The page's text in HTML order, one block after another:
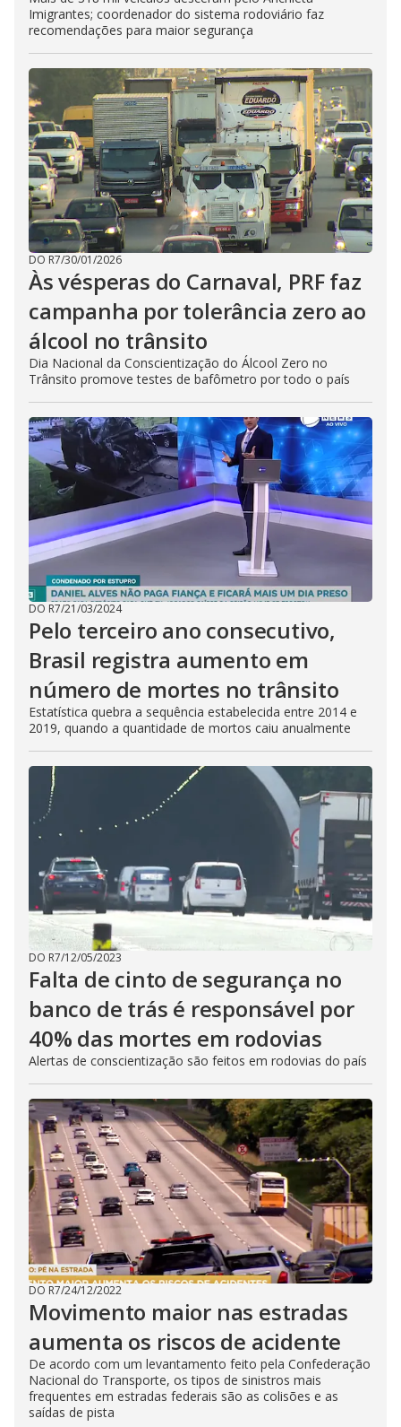
Imigrantes; coordenador do sistema rodoviário faz
recomendações para maior segurança
DO R7/30/01/2026
Às vésperas do Carnaval, PRF faz
campanha por tolerância zero ao
álcool no trânsito
Dia Nacional da Conscientização do Álcool Zero no
Trânsito promove testes de bafômetro por todo o país
DO R7/21/03/2024
Pelo terceiro ano consecutivo,
Brasil registra aumento em
número de mortes no trânsito
Estatística quebra a sequência estabelecida entre 2014 e
2019, quando a quantidade de mortos caiu anualmente
DO R7/12/05/2023
Falta de cinto de segurança no
banco de trás é responsável por
40% das mortes em rodovias
Alertas de conscientização são feitos em rodovias do país
DO R7/24/12/2022
Movimento maior nas estradas
aumenta os riscos de acidente
De acordo com um levantamento feito pela Confederação
Nacional do Transporte, os tipos de sinistros mais
frequentes em estradas federais são as colisões e as
saídas de pista